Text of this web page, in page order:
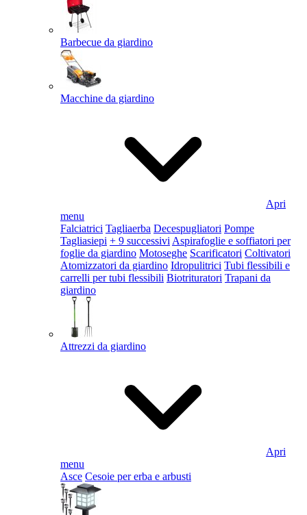
Barbecue da giardino
Macchine da giardino
Apri
menu
Falciatrici Tagliaerba Decespugliatori Pompe
Tagliasiepi + 9 successivi Aspirafoglie e soffiatori per
foglie da giardino Motoseghe Scarificatori Coltivatori
Atomizzatori da giardino Idropulitrici Tubi flessibili e
carrelli per tubi flessibili Biotrituratori Trapani da
giardino
Attrezzi da giardino
Apri
menu
Asce Cesoie per erba e arbusti